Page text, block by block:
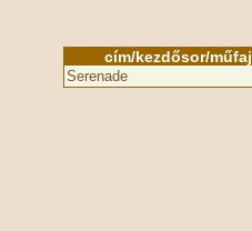
cím/kezdősor/műfaj
Serenade